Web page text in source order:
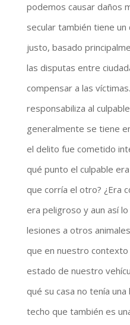
podemos causar daños
secular también tiene
justo, basado
las disputas entre
compensar a las
responsabiliza al
generalmente se tiene
el delito fue cometido
qué punto el culpable
que corría el otro? ¿Era
era peligroso y aun así
lesiones a otros
que en nuestro
estado de nuestro
qué su casa no tenía
techo que también es